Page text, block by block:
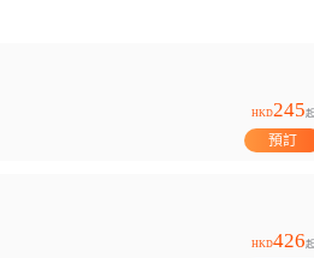
HKD245起
預訂
HKD426起